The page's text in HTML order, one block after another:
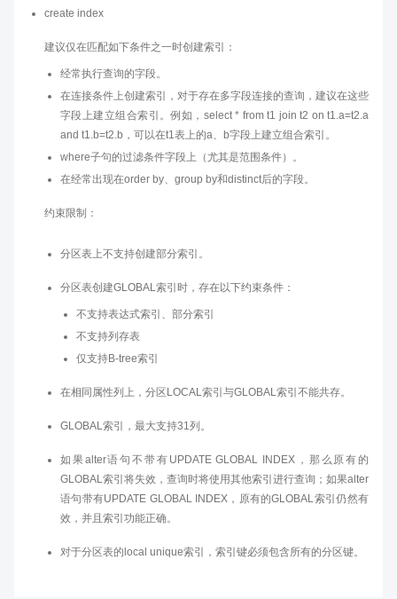
create index
建议仅在匹配如下条件之一时创建索引：
经常执行查询的字段。
在连接条件上创建索引，对于存在多字段连接的查询，建议在这些
字段上建立组合索引。例如，select * from t1 join t2 on t1.a=t2.a
and t1.b=t2.b，可以在t1表上的a、b字段上建立组合索引。
where子句的过滤条件字段上（尤其是范围条件）。
在经常出现在order by、group by和distinct后的字段。
约束限制：
分区表上不支持创建部分索引。
分区表创建GLOBAL索引时，存在以下约束条件：
不支持表达式索引、部分索引
不支持列存表
仅支持B-tree索引
在相同属性列上，分区LOCAL索引与GLOBAL索引不能共存。
GLOBAL索引，最大支持31列。
如果alter语句不带有UPDATE GLOBAL INDEX，那么原有的
GLOBAL索引将失效，查询时将使用其他索引进行查询；如果alter
语句带有UPDATE GLOBAL INDEX，原有的GLOBAL索引仍然有
效，并且索引功能正确。
对于分区表的local unique索引，索引键必须包含所有的分区键。